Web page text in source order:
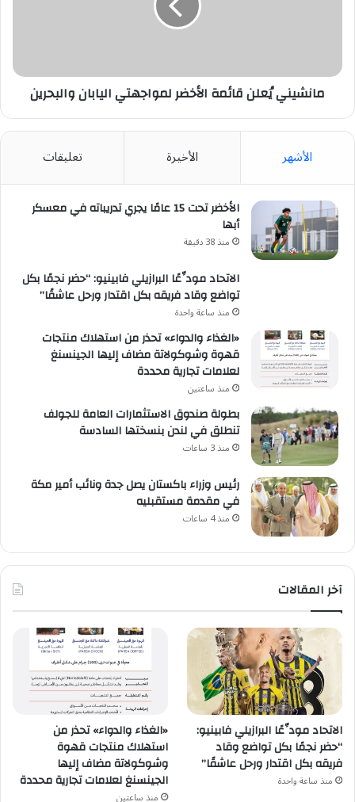
مانشيني يُعلن قائمة الأخضر لمواجهتي اليابان والبحرين
الأشهر الأخيرة تعليقات
الأخضر تحت 15 عامًا يجري تدريباته في معسكر
أبها
منذ 38 دقيقة
الاتحاد مودِّعًا البرازيلي فابينيو: “حضر نجمًا بكل
تواضع وقاد فريقه بكل اقتدار ورحل عاشقًا”
منذ ساعة واحدة
«الغذاء والدواء» تحذر من استهلاك منتجات
قهوة وشوكولاتة مضاف إليها الجينسنغ
لعلامات تجارية محددة
منذ ساعتين
بطولة صندوق الاستثمارات العامة للجولف
تنطلق في لندن بنسختها السادسة
منذ 3 ساعات
رئيس وزراء باكستان يصل جدة ونائب أمير مكة
في مقدمة مستقبليه
منذ 4 ساعات
آخر المقالات
الاتحاد مودِّعًا البرازيلي فابينيو:
“حضر نجمًا بكل تواضع وقاد
فريقه بكل اقتدار ورحل عاشقًا”
منذ ساعة واحدة
«الغذاء والدواء» تحذر من
استهلاك منتجات قهوة
وشوكولاتة مضاف إليها
الجينسنغ لعلامات تجارية محددة
منذ ساعتين